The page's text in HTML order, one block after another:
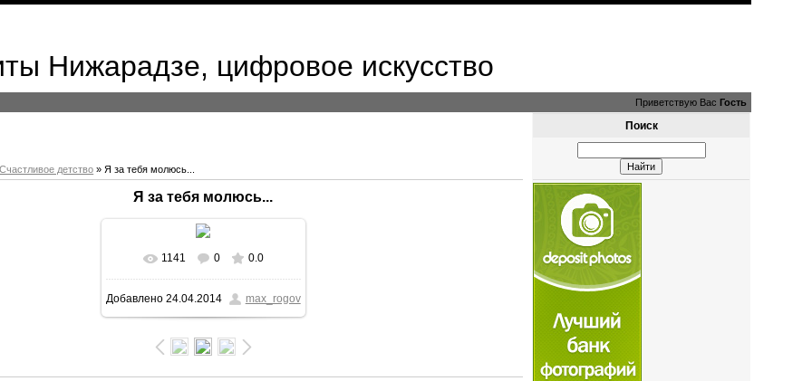
Нижарадзе, цифровое искусство
Приветствую Вас Гость
Счастливое детство » Я за тебя молюсь...
Я за тебя молюсь...
В реальном размере 542x768
62.1Kb
1141 0 0.0
Добавлено24.04.2014 max_rogov
Поиск